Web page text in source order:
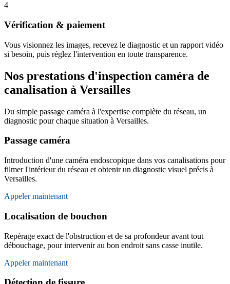
4
Vérification & paiement
Vous visionnez les images, recevez le diagnostic et un rapport vidéo
si besoin, puis réglez l'intervention en toute transparence.
Nos prestations d'inspection caméra de
canalisation à Versailles
Du simple passage caméra à l'expertise complète du réseau, un
diagnostic pour chaque situation à Versailles.
Passage caméra
Introduction d'une caméra endoscopique dans vos canalisations pour
filmer l'intérieur du réseau et obtenir un diagnostic visuel précis à
Versailles.
Appeler maintenant
Localisation de bouchon
Repérage exact de l'obstruction et de sa profondeur avant tout
débouchage, pour intervenir au bon endroit sans casse inutile.
Appeler maintenant